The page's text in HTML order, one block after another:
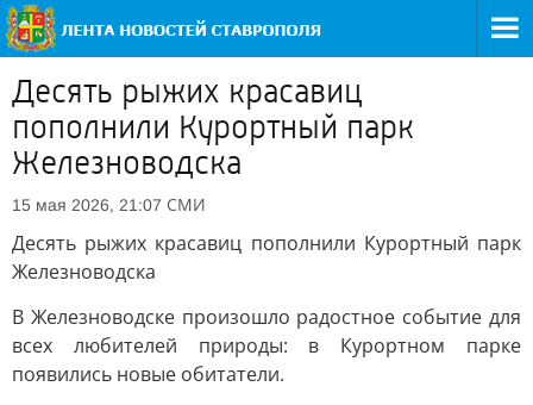
Десять рыжих красавиц
пополнили Курортный парк
Железноводска
15 мая 2026, 21:07 СМИ
Десять рыжих красавиц пополнили Курортный парк
Железноводска
В Железноводске произошло радостное событие для
всех любителей природы: в Курортном парке
появились новые обитатели.